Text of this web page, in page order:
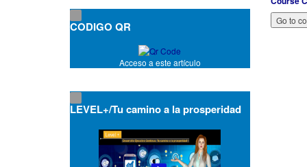
CODIGO QR
Acceso a este artículo
LEVEL+/Tu camino a la prosperidad